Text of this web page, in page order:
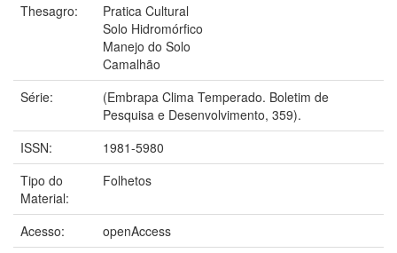
Thesagro:
Pratica Cultural
Solo Hidromórfico
Manejo do Solo
Camalhão
Série:
(Embrapa Clima Temperado. Boletim de
Pesquisa e Desenvolvimento, 359).
ISSN:
1981-5980
Tipo do
Material:
Folhetos
Acesso:
openAccess